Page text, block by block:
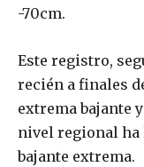
-70cm.
Este registro,
recién a finales
extrema bajante
nivel regional ha
bajante extrema.